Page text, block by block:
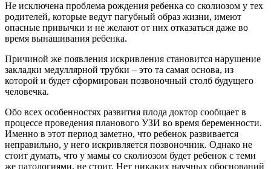
Не исключена проблема рождения ребенка со сколиозом у тех
родителей, которые ведут пагубный образ жизни, имеют
опасные привычки и не желают от них отказаться даже во
время вынашивания ребенка.
Причиной же появления искривления становится нарушение
закладки медуллярной трубки – это та самая основа, из
которой и будет сформирован позвоночный столб будущего
человечка.
Обо всех особенностях развития плода доктор сообщает в
процессе проведения планового УЗИ во время беременности.
Именно в этот период заметно, что ребенок развивается
неправильно, у него искривляется позвоночник. Однако не
стоит думать, что у мамы со сколиозом будет ребенок с теми
же патологиями, не стоит. Нет никаких научных обоснований